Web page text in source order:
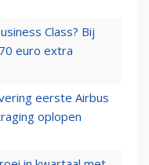
Class? Bij
euro extra
eerste Airbus
oplopen